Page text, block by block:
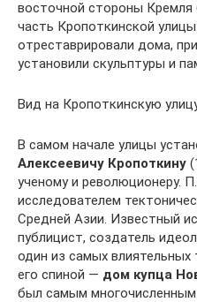
восточной стороны Кремля
часть Кропоткинской
отреставрировали дома,
установили скульптуры и
Вид на Кропоткинскую
В самом начале улицы
Алексеевичу Кропоткину
ученому и революционеру.
исследователем
Средней Азии. Известный
публицист, создатель
один из самых влиятельных
его спиной — дом купца
был самым